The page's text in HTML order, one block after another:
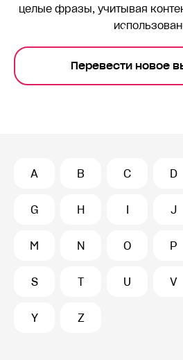
целые фразы, учитывая
Перевести новое
A B C D
G H I J
M N O P
S T U V
Y Z